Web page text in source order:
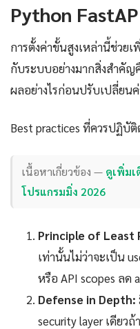
Python
การตั้งค่าขั้นสูงเหล่านี้ช่วย
กับระบบอย่างมากสิ่งสำคัญ
ผลอย่างไรก่อนปรับเปลี่ยน
Best practices ที่ควรปฏิบัติ
เนื้อหาเกี่ยวข้อง — ดูเพิ่มเ
โปรแกรมมิ่ง 2026
Principle of Least
เท่านั้นไม่ว่าจะเป็น
หรือ API scopes ลด
Defense in Depth:
security layer เดียว